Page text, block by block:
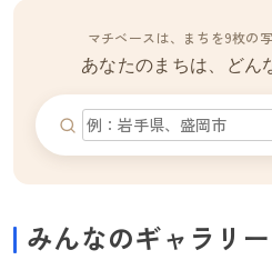
マチベースは、まちを9枚の
あなたのまちは、どん
みんなのギャラリー